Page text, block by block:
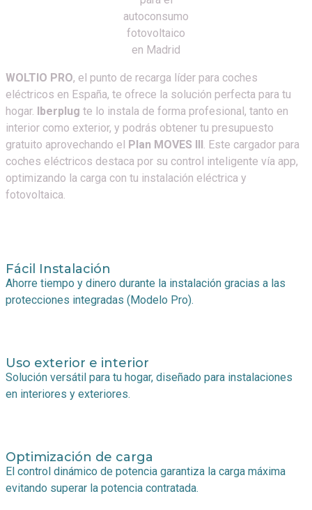
WOLTIO PRO, el punto de recarga líder para coches
eléctricos en España, te ofrece la solución perfecta para tu
hogar. Iberplug te lo instala de forma profesional, tanto en
interior como exterior, y podrás obtener tu presupuesto
gratuito aprovechando el Plan MOVES III. Este cargador para
coches eléctricos destaca por su control inteligente vía app,
optimizando la carga con tu instalación eléctrica y
fotovoltaica.
Fácil Instalación
Ahorre tiempo y dinero durante la instalación gracias a las
protecciones integradas (Modelo Pro).
Uso exterior e interior
Solución versátil para tu hogar, diseñado para instalaciones
en interiores y exteriores.
Optimización de carga
El control dinámico de potencia garantiza la carga máxima
evitando superar la potencia contratada.